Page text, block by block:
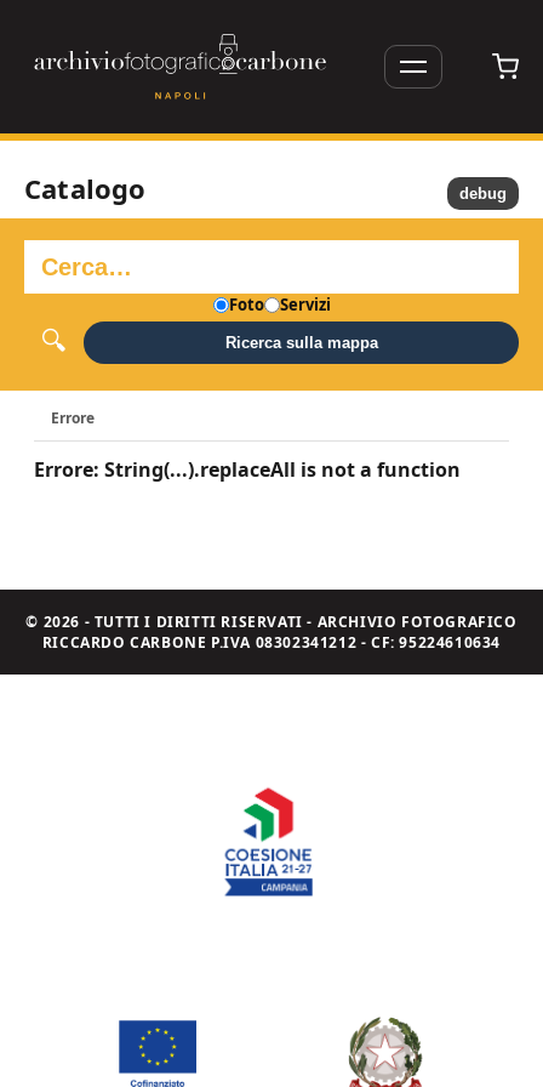
Catalogo
Foto Servizi
Ricerca sulla mappa
Errore
Errore: String(...).replaceAll is not a function
debug
© 2026 - TUTTI I DIRITTI RISERVATI - ARCHIVIO FOTOGRAFICO
RICCARDO CARBONE P.IVA 08302341212 - CF: 95224610634